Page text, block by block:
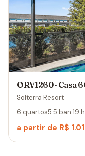
ORV1260 · Casa
Solterra Resort
6 quartos5.5 ban.19
a partir de R$